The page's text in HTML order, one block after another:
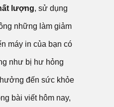
lượng, sử dụng
những làm giảm
máy in của bạn có
như bị hư hỏng
đến sức khỏe
bài viết hôm nay,